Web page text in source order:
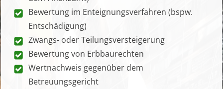
Bewertung im Enteignungsverfahren (bspw.
Entschädigung)
Zwangs- oder Teilungsversteigerung
Bewertung von Erbbaurechten
Wertnachweis gegenüber dem
Betreuungsgericht